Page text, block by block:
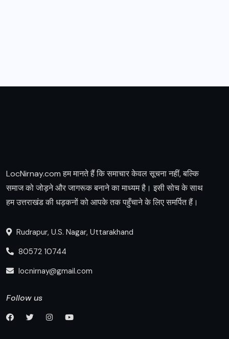
LocNirnay.com हम मानते हैं कि समाचार केवल सूचना नहीं, बल्कि
समाज को जोड़ने और जागरूक बनाने का माध्यम है। इसी सोच के साथ
हम उत्तराखंड की धड़कनों को आपके तक पहुँचाने के लिए समर्पित हैं।
Rudrapur, U.S. Nagar, Uttarakhand
80572 10744
locnirnay@gmail.com
Follow us